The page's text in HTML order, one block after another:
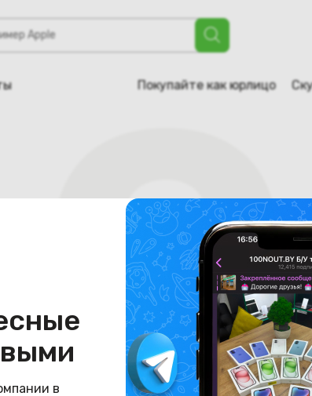
Покупайте как юрлицо
в
Страница не
вернуться назад или поищите что-